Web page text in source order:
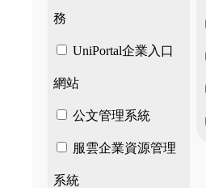
務
UniPortal企業入口
網站
公文管理系統
服雲企業資源管理
系統